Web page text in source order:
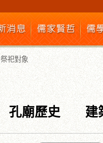
祭祀對象
孔廟歷史 建